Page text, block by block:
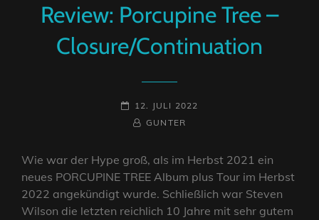
Review: Porcupine Tree –
Closure/Continuation
POSTED-
ON
12. JULI 2022
BY
BYLINE
GUNTER
Wie war der Hype groß, als im Herbst 2021 ein
neues PORCUPINE TREE Album plus Tour im Herbst
2022 angekündigt wurde. Schließlich war Steven
Wilson die letzten reichlich 10 Jahre mit sehr gutem